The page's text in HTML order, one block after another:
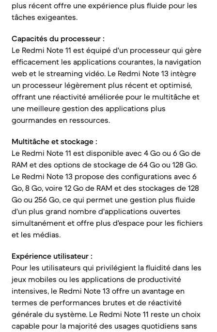
plus récent offre une expérience plus fluide pour les
tâches exigeantes.
Capacités du processeur :
Le Redmi Note 11 est équipé d'un processeur qui gère
efficacement les applications courantes, la navigation
web et le streaming vidéo. Le Redmi Note 13 intègre
un processeur légèrement plus récent et optimisé,
offrant une réactivité améliorée pour le multitâche et
une meilleure gestion des applications plus
gourmandes en ressources.
Multitâche et stockage :
Le Redmi Note 11 est disponible avec 4 Go ou 6 Go de
RAM et des options de stockage de 64 Go ou 128 Go.
Le Redmi Note 13 propose des configurations avec 6
Go, 8 Go, voire 12 Go de RAM et des stockages de 128
Go ou 256 Go, ce qui permet une gestion plus fluide
d'un plus grand nombre d'applications ouvertes
simultanément et offre plus d'espace pour les fichiers
et les médias.
Expérience utilisateur :
Pour les utilisateurs qui privilégient la fluidité dans les
jeux mobiles ou les applications de productivité
intensives, le Redmi Note 13 offre un avantage en
termes de performances brutes et de réactivité
générale du système. Le Redmi Note 11 reste un choix
capable pour la majorité des usages quotidiens sans